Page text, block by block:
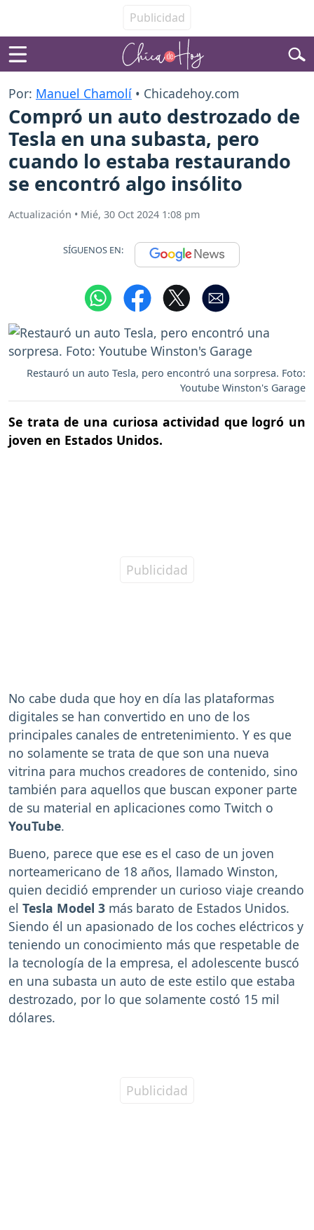
Por: Manuel Chamolí • Chicadehoy.com
Compró un auto destrozado de
Tesla en una subasta, pero
cuando lo estaba restaurando
se encontró algo insólito
Actualización • Mié, 30 Oct 2024 1:08 pm
SÍGUENOS EN:
Restauró un auto Tesla, pero encontró una sorpresa. Foto:
Youtube Winston's Garage
Se trata de una curiosa actividad que logró un
joven en Estados Unidos.
No cabe duda que hoy en día las plataformas
digitales se han convertido en uno de los
principales canales de entretenimiento. Y es que
no solamente se trata de que son una nueva
vitrina para muchos creadores de contenido, sino
también para aquellos que buscan exponer parte
de su material en aplicaciones como Twitch o
YouTube.
Bueno, parece que ese es el caso de un joven
norteamericano de 18 años, llamado Winston,
quien decidió emprender un curioso viaje creando
el Tesla Model 3 más barato de Estados Unidos.
Siendo él un apasionado de los coches eléctricos y
teniendo un conocimiento más que respetable de
la tecnología de la empresa, el adolescente buscó
en una subasta un auto de este estilo que estaba
destrozado, por lo que solamente costó 15 mil
dólares.